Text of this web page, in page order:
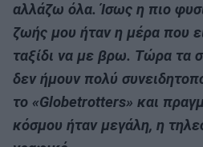
αλλάζω όλα. Ίσως η πιο
ζωής μου ήταν η μέρα που
ταξίδι να με βρω. Τώρα τα
δεν ήμουν πολύ
το «Globetrotters» και
κόσμου ήταν μεγάλη, η